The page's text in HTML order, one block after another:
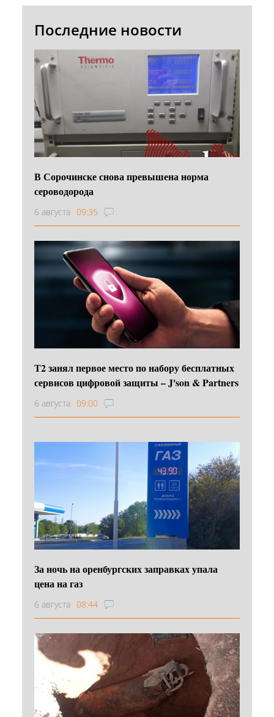
Последние новости
В Сорочинске снова превышена норма
сероводорода
6 августа 09:35
Т2 занял первое место по набору бесплатных
сервисов цифровой защиты – J'son & Partners
6 августа 09:00
За ночь на оренбургских заправках упала
цена на газ
6 августа 08:44